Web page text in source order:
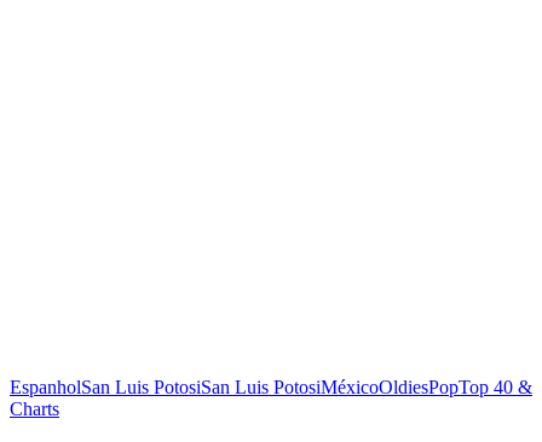
EspanholSan Luis PotosiSan Luis PotosiMéxicoOldiesPopTop 40 &
Charts